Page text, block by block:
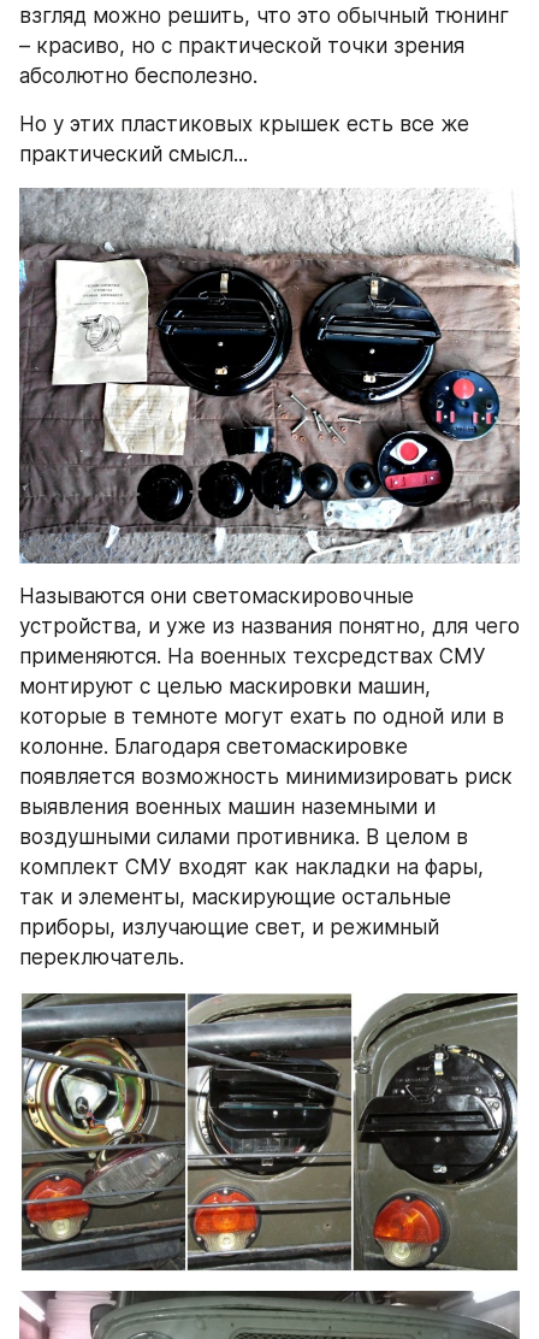
взгляд можно решить, что это обычный тюнинг
– красиво, но с практической точки зрения
абсолютно бесполезно.
Но у этих пластиковых крышек есть все же
практический смысл...
Называются они светомаскировочные
устройства, и уже из названия понятно, для чего
применяются. На военных техсредствах СМУ
монтируют с целью маскировки машин,
которые в темноте могут ехать по одной или в
колонне. Благодаря светомаскировке
появляется возможность минимизировать риск
выявления военных машин наземными и
воздушными силами противника. В целом в
комплект СМУ входят как накладки на фары,
так и элементы, маскирующие остальные
приборы, излучающие свет, и режимный
переключатель.